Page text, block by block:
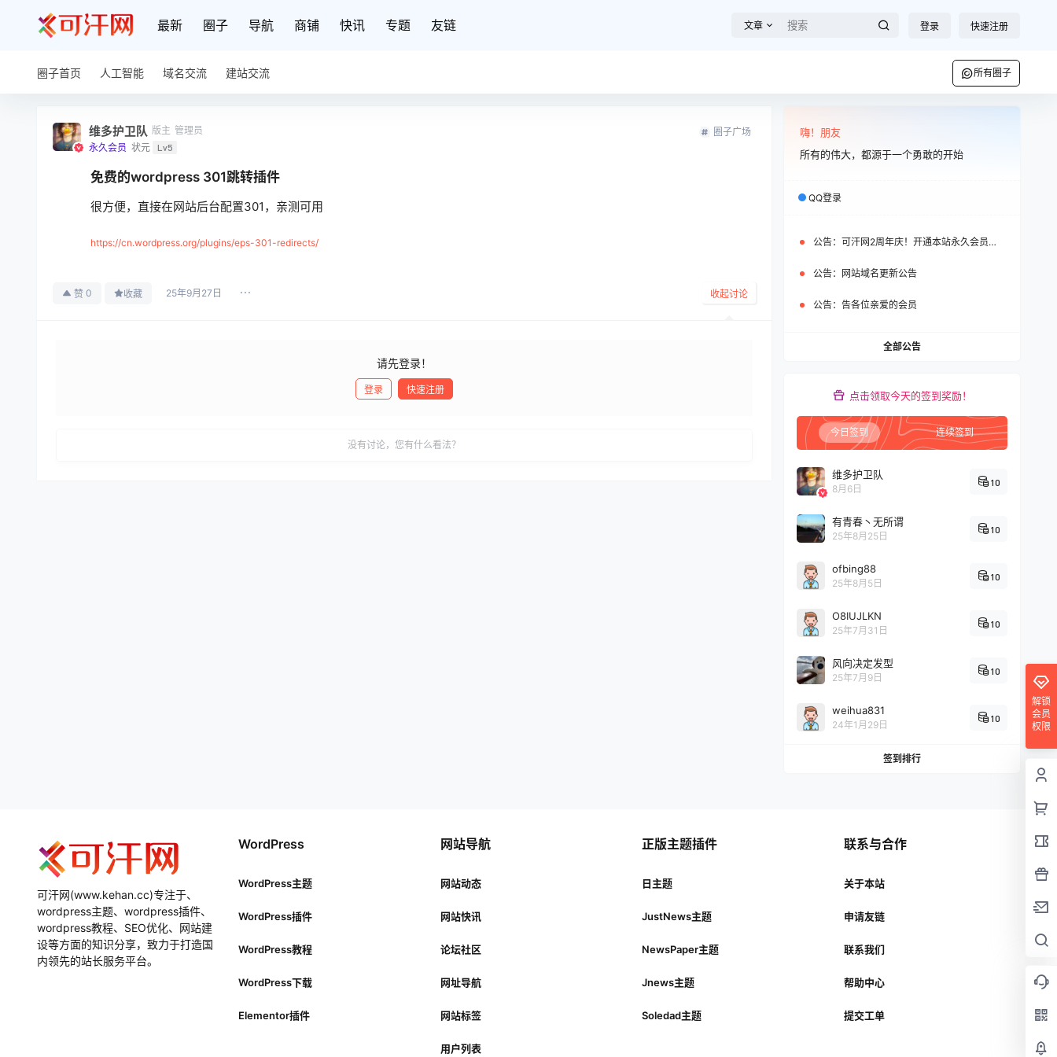
最新 圈子 导航 商铺 快讯 专题 友链 文章 登录 快速注册
圈子首页 人工智能 域名交流 建站交流 所有圈子
维多护卫队 版主 管理员
永久会员 状元 Lv5
圈子广场
免费的wordpress 301跳转插件
很方便，直接在网站后台配置301，亲测可用
https://cn.wordpress.org/plugins/eps-301-redirects/
赞 0 收藏 25年9月27日 收起讨论
请先登录！
登录 快速注册
没有讨论，您有什么看法？
嗨！朋友
所有的伟大，都源于一个勇敢的开始
QQ登录
公告： 可汗网2周年庆！开通本站永久会员即可免费获赠WP之家永久会员
公告： 网站域名更新公告
公告： 告各位亲爱的会员
全部公告
点击领取今天的签到奖励！
今日签到 连续签到
维多护卫队
8月6日
10
有青春丶无所谓
25年8月25日
10
ofbing88
25年8月5日
10
O8IUJLKN
25年7月31日
10
风向决定发型
25年7月9日
10
weihua831
24年1月29日
10
签到排行
解锁
会员
权限
可汗网(www.kehan.cc)专注于、
wordpress主题、wordpress插件、
wordpress教程、SEO优化、网站建
设等方面的知识分享，致力于打造国
内领先的站长服务平台。
WordPress
WordPress主题
WordPress插件
WordPress教程
WordPress下载
Elementor插件
网站导航
网站动态
网站快讯
论坛社区
网址导航
网站标签
用户列表
正版主题插件
日主题
JustNews主题
NewsPaper主题
Jnews主题
Soledad主题
联系与合作
关于本站
申请友链
联系我们
帮助中心
提交工单